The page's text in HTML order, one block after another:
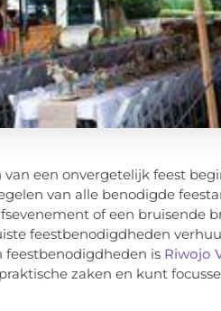
van een onvergetelijk feest
van alle benodigde
of een bruisende
feestbenodigdheden
feestbenodigdheden is Riwojo
zaken en kunt